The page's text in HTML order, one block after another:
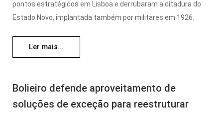
pontos estratégicos em Lisboa e derrubaram a ditadura do
Estado Novo, implantada também por militares em 1926.
Ler mais...
Bolieiro defende aproveitamento de
soluções de exceção para reestruturar